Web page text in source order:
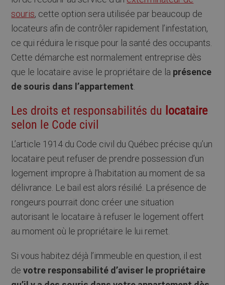
souris, cette option sera utilisée par beaucoup de
locateurs afin de contrôler rapidement l’infestation,
ce qui réduira le risque pour la santé des occupants.
Cette démarche est normalement entreprise dès
que le locataire avise le propriétaire de la présence
de souris dans l’appartement
Les droits et responsabilités du locataire
selon le Code civil
L’article 1914 du Code civil du Québec précise qu’un
locataire peut refuser de prendre possession d’un
logement impropre à l’habitation au moment de sa
délivrance. Le bail est alors résilié. La présence de
rongeurs pourrait donc créer une situation
autorisant le locataire à refuser le logement offert
au moment où le propriétaire le lui remet.
Si vous habitez déjà l’immeuble en question, il est
devotre responsabilité d’aviser le propriétaire